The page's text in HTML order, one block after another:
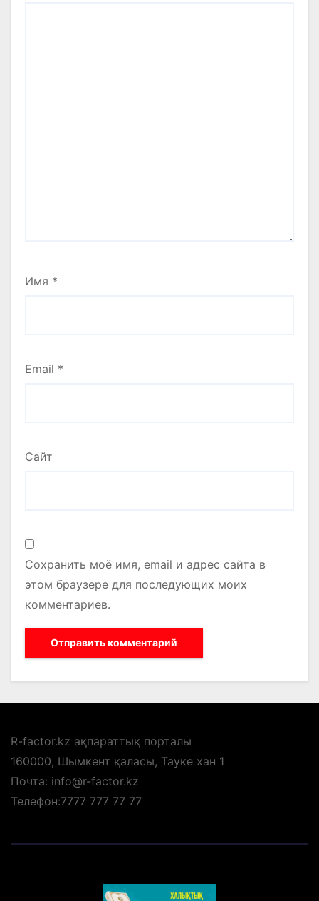
Имя *
Email *
Сайт
Сохранить моё имя, email и адрес сайта в
этом браузере для последующих моих
комментариев.
R-factor.kz ақпараттық порталы
160000, Шымкент қаласы, Тауке хан 1
Почта: info@r-factor.kz
Телефон:7777 777 77 77